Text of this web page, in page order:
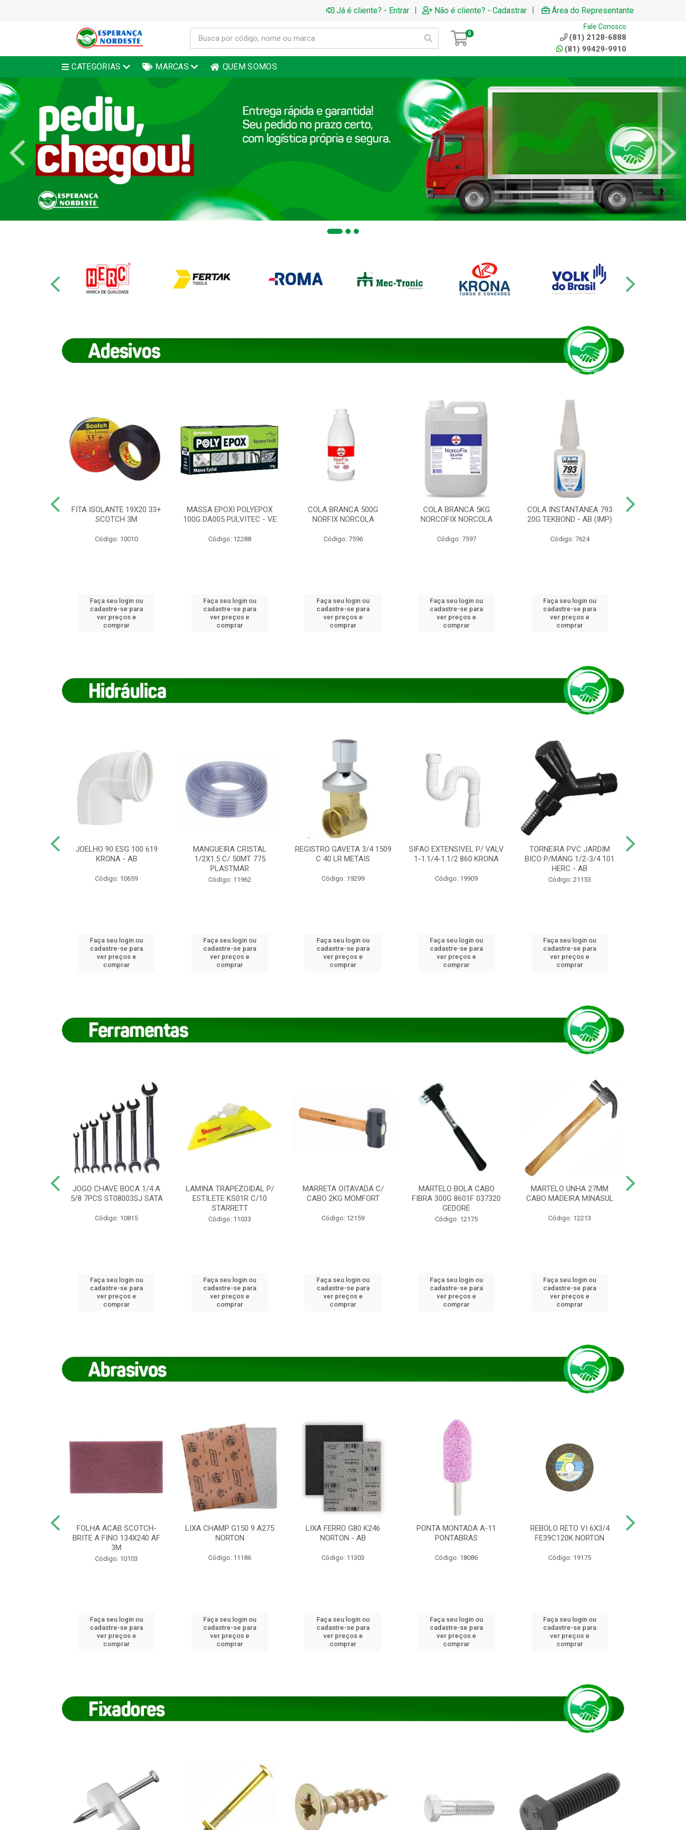
Já é cliente? - Entrar | Não é cliente? - Cadastrar | Área do Representante
0
Fale Conosco
(81) 2128-6888
(81) 99429-9910
CATEGORIAS MARCAS QUEM SOMOS
FITA ISOLANTE 19X20 33+
SCOTCH 3M
Código: 10010
Faça seu login ou
cadastre-se para
ver preços e
comprar
MASSA EPOXI POLYEPOX
100G DA005 PULVITEC - VE
Código: 12288
Faça seu login ou
cadastre-se para
ver preços e
comprar
COLA BRANCA 500G
NORFIX NORCOLA
Código: 7596
Faça seu login ou
cadastre-se para
ver preços e
comprar
COLA BRANCA 5KG
NORCOFIX NORCOLA
Código: 7597
Faça seu login ou
cadastre-se para
ver preços e
comprar
COLA INSTANTANEA 793
20G TEKBOND - AB (IMP)
Código: 7624
Faça seu login ou
cadastre-se para
ver preços e
comprar
JOELHO 90 ESG 100 619
KRONA - AB
Código: 10659
Faça seu login ou
cadastre-se para
ver preços e
comprar
MANGUEIRA CRISTAL
1/2X1.5 C/ 50MT 775
PLASTMAR
Código: 11962
Faça seu login ou
cadastre-se para
ver preços e
comprar
REGISTRO GAVETA 3/4 1509
C 40 LR METAIS
Código: 19299
Faça seu login ou
cadastre-se para
ver preços e
comprar
SIFAO EXTENSIVEL P/ VALV
1-1.1/4-1.1/2 860 KRONA
Código: 19909
Faça seu login ou
cadastre-se para
ver preços e
comprar
TORNEIRA PVC JARDIM
BICO P/MANG 1/2-3/4 101
HERC - AB
Código: 21153
Faça seu login ou
cadastre-se para
ver preços e
comprar
JOGO CHAVE BOCA 1/4 A
5/8 7PCS ST08003SJ SATA
Código: 10815
Faça seu login ou
cadastre-se para
ver preços e
comprar
LAMINA TRAPEZOIDAL P/
ESTILETE KS01R C/10
STARRETT
Código: 11033
Faça seu login ou
cadastre-se para
ver preços e
comprar
MARRETA OITAVADA C/
CABO 2KG MOMFORT
Código: 12159
Faça seu login ou
cadastre-se para
ver preços e
comprar
MARTELO BOLA CABO
FIBRA 300G 8601F 037320
GEDORE
Código: 12175
Faça seu login ou
cadastre-se para
ver preços e
comprar
MARTELO UNHA 27MM
CABO MADEIRA MINASUL
Código: 12213
Faça seu login ou
cadastre-se para
ver preços e
comprar
FOLHA ACAB SCOTCH-
BRITE A FINO 134X240 AF
3M
Código: 10103
Faça seu login ou
cadastre-se para
ver preços e
comprar
LIXA CHAMP G150 9 A275
NORTON
Código: 11186
Faça seu login ou
cadastre-se para
ver preços e
comprar
LIXA FERRO G80 K246
NORTON - AB
Código: 11303
Faça seu login ou
cadastre-se para
ver preços e
comprar
PONTA MONTADA A-11
PONTABRAS
Código: 18086
Faça seu login ou
cadastre-se para
ver preços e
comprar
REBOLO RETO VI 6X3/4
FE39C120K NORTON
Código: 19175
Faça seu login ou
cadastre-se para
ver preços e
comprar